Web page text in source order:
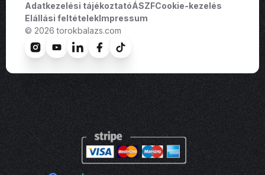
Adatkezelési tájékoztatóÁSZFCookie-kezelés
Elállási feltételekImpressum
© 2026 torokbalazs.com